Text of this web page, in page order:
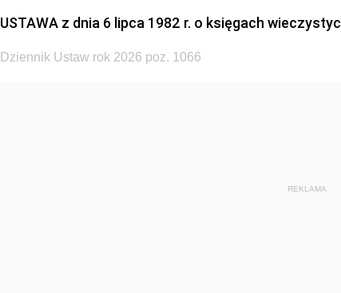
USTAWA z dnia 6 lipca 1982 r. o księgach
Dziennik Ustaw rok 2026 poz. 1066
REKLAMA